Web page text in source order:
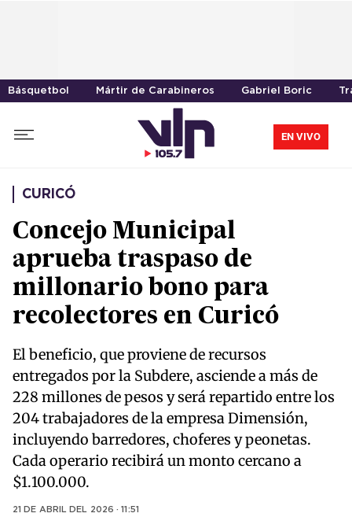
Básquetbol Mártir de Carabineros Gabriel Boric
EN VIVO
CURICÓ
Concejo Municipal
aprueba traspaso de
millonario bono para
recolectores en Curicó
El beneficio, que proviene de recursos
entregados por la Subdere, asciende a más de
228 millones de pesos y será repartido entre los
204 trabajadores de la empresa Dimensión,
incluyendo barredores, choferes y peonetas.
Cada operario recibirá un monto cercano a
$1.100.000.
21 DE ABRIL DEL 2026 · 11:51